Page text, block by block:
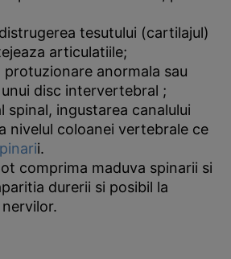
tesutului (cartilajul)
articulatiile;
protuzionare anormala sau
disc intervertebral ;
spinal, ingustarea canalului
nivelul coloanei vertebrale ce
i.
comprima maduva spinarii si
durerii si posibil la